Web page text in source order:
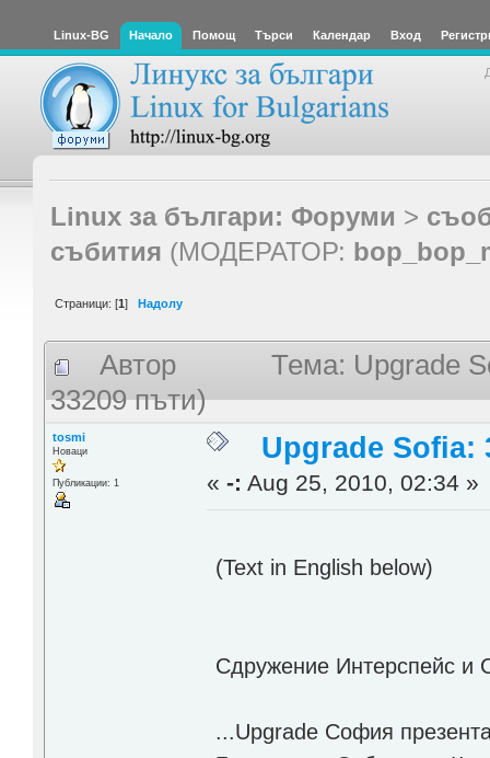
Linux-BG Начало Помощ Търси Календар Вход
Linux за българи: Форуми >
събития (МОДЕРАТОР:
Страници: [1] Надолу
Автор
Тема: Upgrade
33209 пъти)
tosmi
Новаци
Публикации: 1
Upgrade Sofia:
«-: Aug 25, 2010, 02:34 »
(Text in English below)
Сдружение Интерспейс и
...Upgrade София